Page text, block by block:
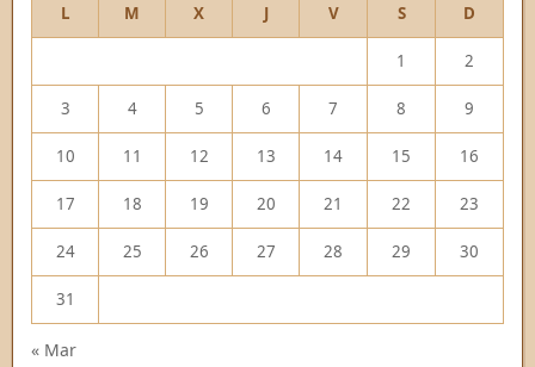
L
M X J V S D
1 2
3 4 5 6 7 8 9
10 11 12 13 14 15 16
17 18 19 20 21 22 23
24 25 26 27 28 29 30
31
« Mar